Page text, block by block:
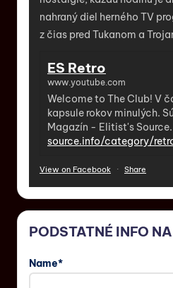
nahraný diel herného TV
z čias pred Tukanom a
ES Retro
www.youtube.com
Welcome to The Club! V
kapsule rokov minulých.
Magazín - Elitist's
source.info/category/
View on Facebook · Share
PODSTATNÉ INFO
Name*